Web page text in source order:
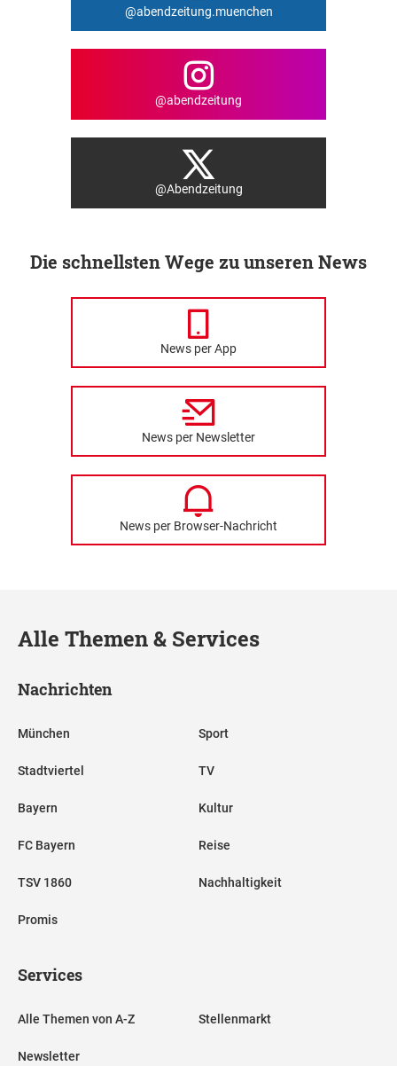
@abendzeitung.muenchen
@abendzeitung
@Abendzeitung
Die schnellsten Wege zu unseren News
News per App
News per Newsletter
News per Browser-Nachricht
Alle Themen & Services
Nachrichten
München
Stadtviertel
Bayern
FC Bayern
TSV 1860
Promis
Sport
TV
Kultur
Reise
Nachhaltigkeit
Services
Alle Themen von A-Z
Newsletter
Stellenmarkt